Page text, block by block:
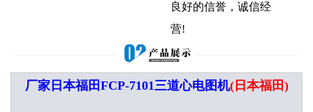
良好的信誉，诚信经
营!
厂家日本福田FCP-7101三道心电图机(日本福田)